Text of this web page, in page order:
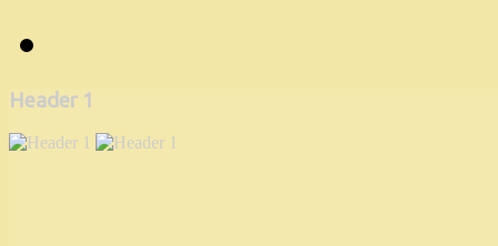
Header 1